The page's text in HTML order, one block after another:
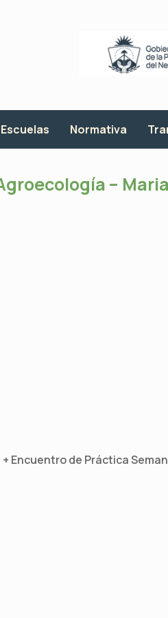
Escuelas Normativa
–
Encuentro de Práctica